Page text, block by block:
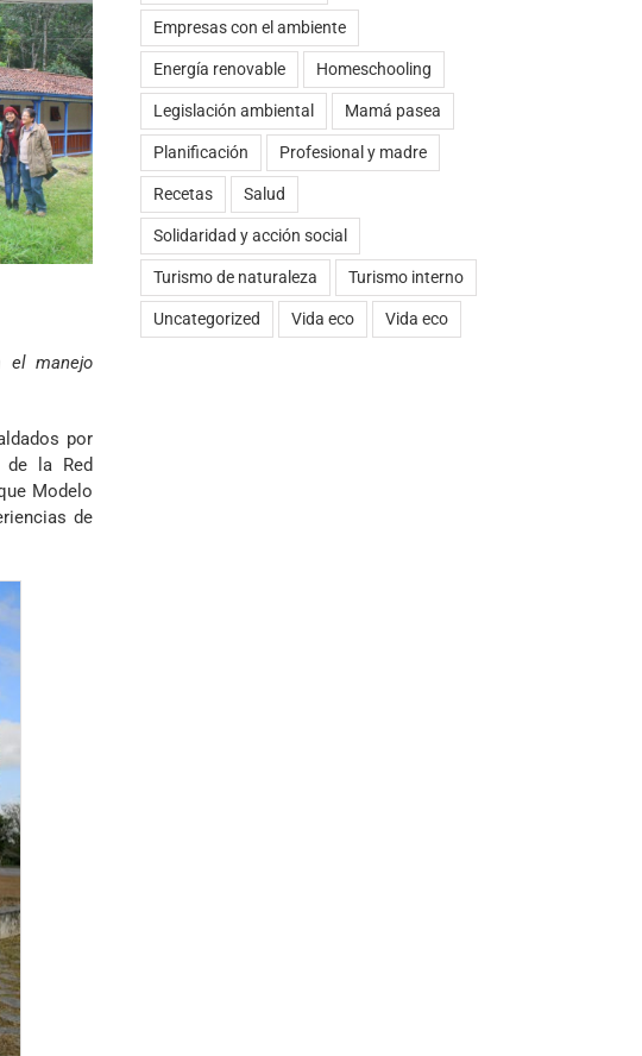
el manejo
por
de la Red
Modelo
de
Empresas con el ambiente
Energía renovable Homeschooling
Legislación ambiental Mamá pasea
Planificación Profesional y madre
Recetas Salud
Solidaridad y acción social
Turismo de naturaleza Turismo interno
Uncategorized Vida eco Vida eco